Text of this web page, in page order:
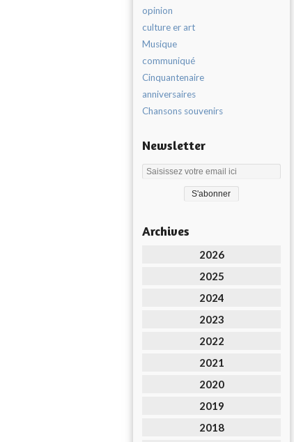
opinion
culture er art
Musique
communiqué
Cinquantenaire
anniversaires
Chansons souvenirs
Newsletter
Archives
2026
2025
2024
2023
2022
2021
2020
2019
2018